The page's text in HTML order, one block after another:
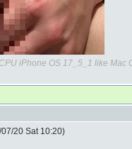
iPhone OS 17_5_1 like
20 Sat 10:20)